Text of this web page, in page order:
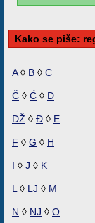
Kako se piše:
A◊ B ◊ C
Č ◊ Ć ◊ D
DŽ ◊ Đ ◊ E
F ◊ G ◊ H
I ◊ J ◊ K
L ◊ LJ ◊ M
N ◊ NJ ◊ O